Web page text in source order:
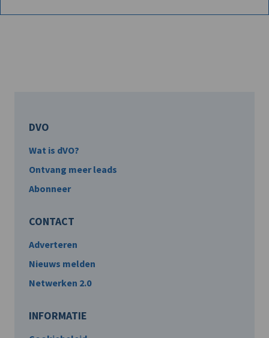
DVO
Wat is dVO?
Ontvang meer leads
Abonneer
CONTACT
Adverteren
Nieuws melden
Netwerken 2.0
INFORMATIE